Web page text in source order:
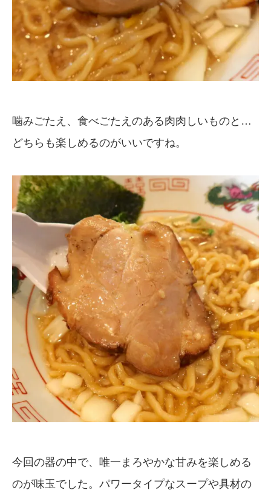
噛みごたえ、食べごたえのある肉肉しいものと…
どちらも楽しめるのがいいですね。
今回の器の中で、唯一まろやかな甘みを楽しめる
のが味玉でした。パワータイプなスープや具材の